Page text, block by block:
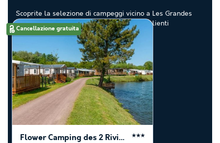
Scoprite la selezione di campeggi vicino a Les Grandes
Ventes valutati come i migliori dai nostri clienti
Cancellazione gratuita
Flower Camping des 2 Rivières ★★★